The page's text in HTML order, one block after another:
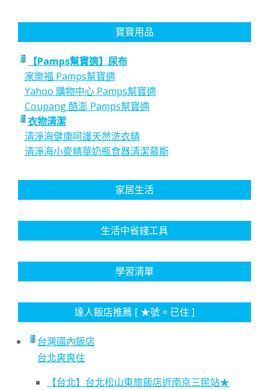
寶寶用品
【Pamps幫寶適】尿布
家樂福 Pamps幫寶適
Yahoo 購物中心 Pamps幫寶適
Coupang 酷澎 Pamps幫寶適
衣物清潔
清淨海健康呵護天然洗衣精
清淨海小麥精華奶瓶食器清潔慕斯
家居生活
生活中省錢工具
學習清單
達人飯店推薦 [ ★號 = 已住 ]
台灣國內飯店
台北爽爽住
【台北】台北松山東旅飯店近南京三民站★